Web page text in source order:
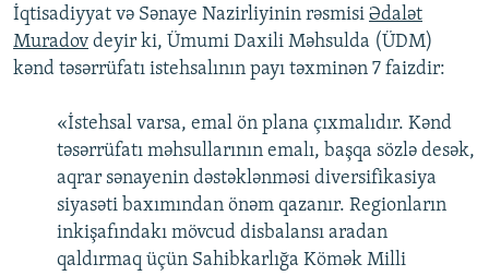
İqtisadiyyat və Sənaye Nazirliyinin rəsmisi Ədalət
Muradov deyir ki, Ümumi Daxili Məhsulda (ÜDM)
kənd təsərrüfatı istehsalının payı təxminən 7 faizdir:
«İstehsal varsa, emal ön plana çıxmalıdır. Kənd
təsərrüfatı məhsullarının emalı, başqa sözlə desək,
aqrar sənayenin dəstəklənməsi diversifikasiya
siyasəti baxımından önəm qazanır. Regionların
inkişafındakı mövcud disbalansı aradan
qaldırmaq üçün Sahibkarlığa Kömək Milli